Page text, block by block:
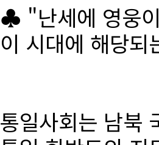
♣ "난세에 영웅
이 시대에 해당
통일사회는 남북